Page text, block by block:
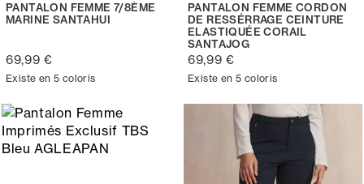
PANTALON FEMME 7/8ÈME
MARINE SANTAHUI
69,99 €
Existe en 5 coloris
PANTALON FEMME CORDON
DE RESSÉRRAGE CEINTURE
ELASTIQUÉE CORAIL
SANTAJOG
69,99 €
Existe en 5 coloris